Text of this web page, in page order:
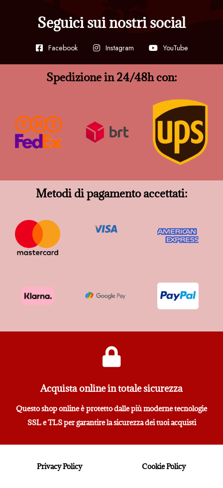
Seguici sui nostri social
Facebook Instagram YouTube
Spedizione in 24/48h con:
Metodi di pagamento accettati:
Acquista online in totale sicurezza
Questo shop online è protetto dalle più moderne tecnologie
SSL e TLS per garantire la sicurezza dei tuoi acquisti
Privacy Policy Cookie Policy